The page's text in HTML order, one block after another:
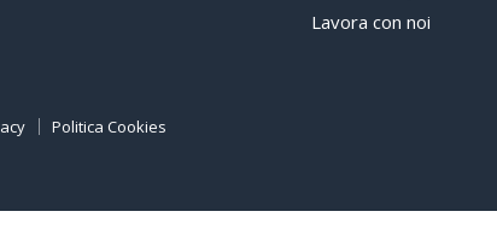
Lavora con noi
Politica Cookies